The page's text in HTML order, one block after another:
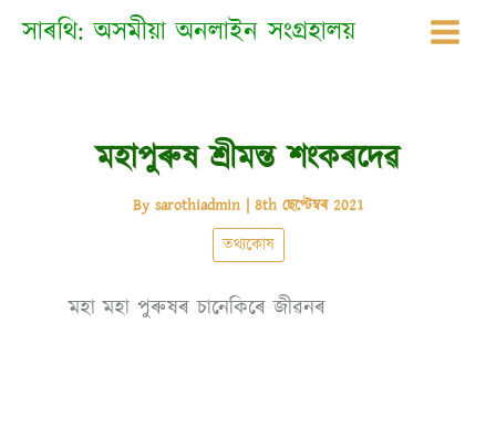
সাৰথি: অসমীয়া অনলাইন সংগ্ৰহালয়
মহাপুৰুষ শ্ৰীমন্ত শংকৰদেৱ
By sarothiadmin | 8th ছেপ্টেম্বৰ 2021
তথ্যকোষ
মহা মহা পুৰুষৰ চানেকিৰে জীৱনৰ